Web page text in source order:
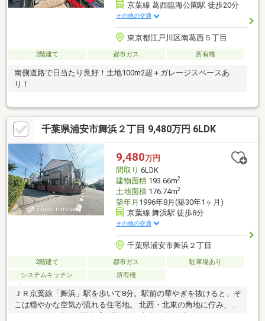
京葉線 葛西臨海公園駅 徒歩20分
その他の交通
東京都江戸川区南葛西５丁目
2階建て 都市ガス 所有権
南側道路で日当たり良好！土地100m2超＋ガレージスペースあ
り！
千葉県浦安市舞浜２丁目 9,480万円 6LDK
9,480万円
間取り 6LDK
建物面積193.66m2
土地面積176.74m2
築年月 1996年8月(築30年1ヶ月)
京葉線 舞浜駅 徒歩8分
その他の交通
千葉県浦安市舞浜２丁目
2階建て 都市ガス
駐車場あり
システムキッチン
所有権
ＪＲ京葉線「舞浜」駅を歩いて8分。駅前の華やぎを抜けると、そ
こは穏やかな空気が流れる住宅地。 北西・北東の角地に佇み、整
備された6ｍ道路が開放感を届ける53坪超の整形地。